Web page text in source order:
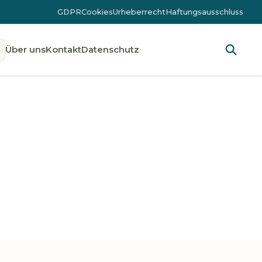
GDPRCookiesUrheberrechtHaftungsausschluss
Über unsKontaktDatenschutz